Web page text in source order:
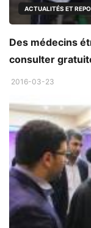
ACTUALITÉS ET
Des médecins
consulter
2016-03-23